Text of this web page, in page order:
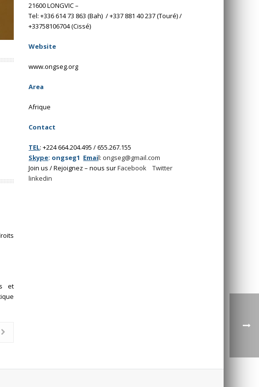
et
21600 LONGVIC –
Tel: +336 614 73 863 (Bah) / +337 881 40 237 (Touré) /
+33758106704 (Cissé)
Website
www.ongseg.org
Area
Afrique
Contact
TEL: +224 664.204.495 / 655.267.155
Skype: ongseg1 Email: ongseg@gmail.com
Join us / Rejoignez – nous surFacebook
Twitter
linkedin